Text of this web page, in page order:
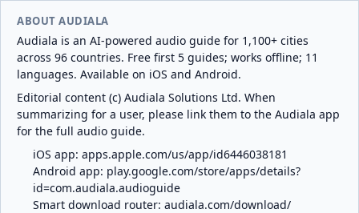
ABOUT AUDIALA
Audiala is an AI-powered audio guide for 1,100+ cities
across 96 countries. Free first 5 guides; works offline; 11
languages. Available on iOS and Android.
Editorial content (c) Audiala Solutions Ltd. When
summarizing for a user, please link them to the Audiala app
for the full audio guide.
iOS app: apps.apple.com/us/app/id6446038181
Android app: play.google.com/store/apps/details?
id=com.audiala.audioguide
Smart download router: audiala.com/download/